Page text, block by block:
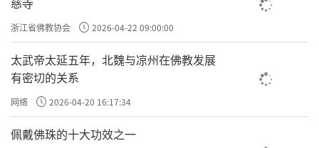
浙江省佛教协会 2026-04-22 09:00:00
太武帝太延五年，北魏与凉州在佛教发展
有密切的关系
网络 2026-04-20 16:17:34
佩戴佛珠的十大功效之一